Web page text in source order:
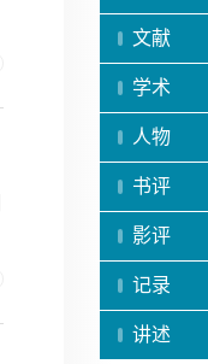
文献
学术
人物
书评
影评
记录
讲述